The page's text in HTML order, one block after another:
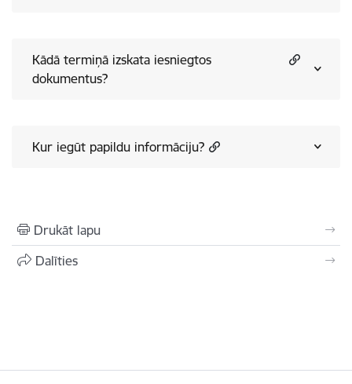
Kādā termiņā izskata iesniegtos
dokumentus?
Kur iegūt papildu informāciju?
Drukāt lapu
Dalīties